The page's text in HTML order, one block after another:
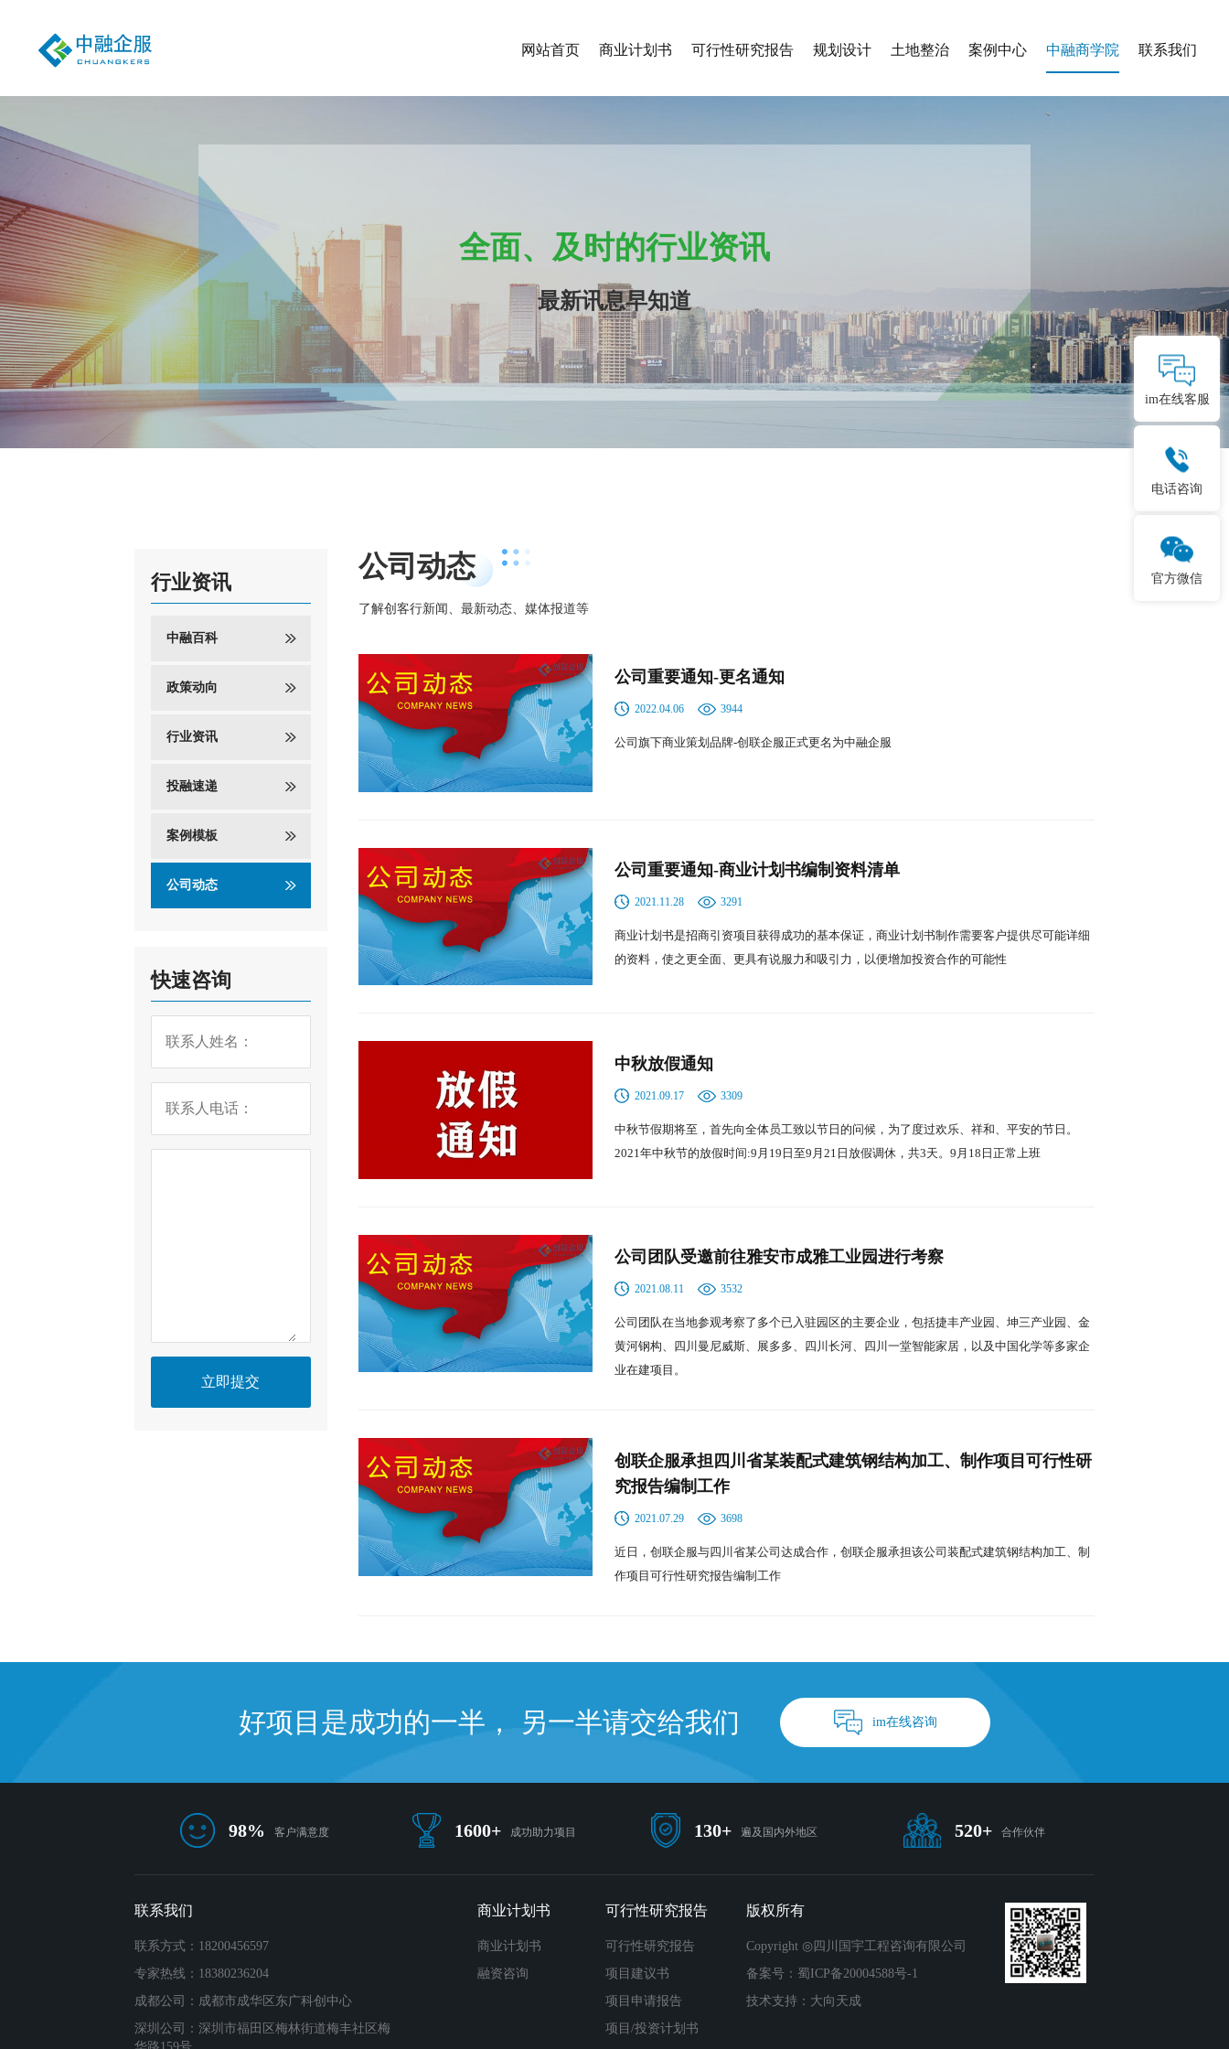
网站首页 商业计划书 可行性研究报告 规划设计 土地整治 案例中心 中融商学院 联系我们
全面、及时的行业资讯
最新讯息早知道
行业资讯
中融百科
政策动向
行业资讯
投融速递
案例模板
公司动态
快速咨询
公司动态
了解创客行新闻、最新动态、媒体报道等
公司重要通知-更名通知
2022.04.06 3944
公司旗下商业策划品牌-创联企服正式更名为中融企服
公司重要通知-商业计划书编制资料清单
2021.11.28 3291
商业计划书是招商引资项目获得成功的基本保证，商业计划书制作需要客户提供尽可能详细
的资料，使之更全面、更具有说服力和吸引力，以便增加投资合作的可能性
中秋放假通知
2021.09.17 3309
中秋节假期将至，首先向全体员工致以节日的问候，为了度过欢乐、祥和、平安的节日。
2021年中秋节的放假时间:9月19日至9月21日放假调休，共3天。9月18日正常上班
公司团队受邀前往雅安市成雅工业园进行考察
2021.08.11 3532
公司团队在当地参观考察了多个已入驻园区的主要企业，包括捷丰产业园、坤三产业园、金
黄河钢构、四川曼尼威斯、展多多、四川长河、四川一堂智能家居，以及中国化学等多家企
业在建项目。
创联企服承担四川省某装配式建筑钢结构加工、制作项目可行性研
究报告编制工作
2021.07.29 3698
近日，创联企服与四川省某公司达成合作，创联企服承担该公司装配式建筑钢结构加工、制
作项目可行性研究报告编制工作
好项目是成功的一半， 另一半请交给我们 im在线咨询
98% 客户满意度 1600+ 成功助力项目 130+ 遍及国内外地区 520+ 合作伙伴
联系我们
联系方式：18200456597
专家热线：18380236204
成都公司：成都市成华区东广科创中心
深圳公司：深圳市福田区梅林街道梅丰社区梅
华路159号
商业计划书
商业计划书
融资咨询
可行性研究报告
可行性研究报告
项目建议书
项目申请报告
项目/投资计划书
版权所有
Copyright ◎四川国宇工程咨询有限公司
备案号：蜀ICP备20004588号-1
技术支持：大向天成
im在线客服
电话咨询
官方微信